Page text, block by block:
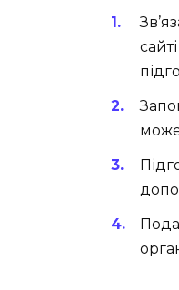
може